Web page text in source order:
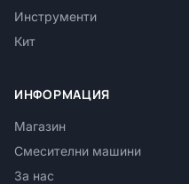
Инструменти
Кит
ИНФОРМАЦИЯ
Магазин
Смесителни машини
За нас